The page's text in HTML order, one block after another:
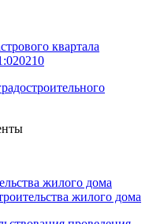
квартала
жилого дома
жилого дома